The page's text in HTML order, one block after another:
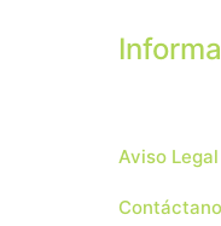
Aviso Legal